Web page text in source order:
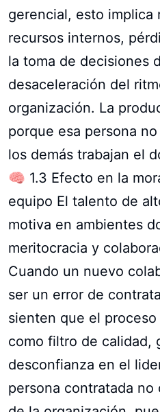
gerencial, esto implica
recursos internos,
la toma de decisiones
desaceleración del
organización. La
porque esa persona
los demás trabajan el
🧠 1.3 Efecto en la
equipo El talento de
motiva en ambientes
meritocracia y
Cuando un nuevo
ser un error de
sienten que el
como filtro de calidad,
desconfianza en el
persona contratada